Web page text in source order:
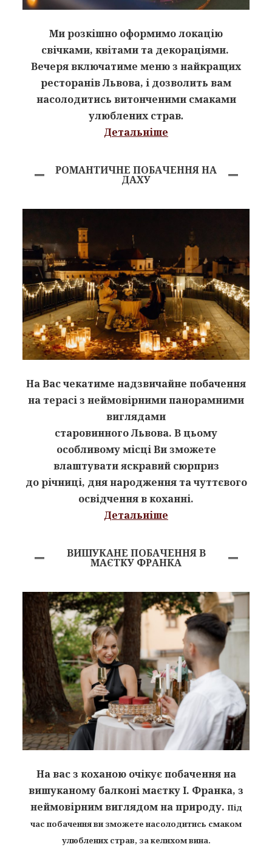
Ми розкішно оформимо локацію
свічками, квітами та декораціями.
Вечеря включатиме меню з найкращих
ресторанів Львова, і дозволить вам
насолодитись витонченими смаками
улюблених страв.
Детальніше
РОМАНТИЧНЕ ПОБАЧЕННЯ НА
ДАХУ
На Вас чекатиме надзвичайне побачення
на терасі з неймовірними панорамними
виглядами
старовинного Львова. В цьому
особливому місці Ви зможете
влаштувати яскравий сюрприз
до річниці, дня народження та чуттєвого
освідчення в коханні.
Детальніше
ВИШУКАНЕ ПОБАЧЕННЯ В
МАЄТКУ ФРАНКА
На вас з коханою очікує побачення на
вишуканому балконі маєтку І. Франка, з
неймовірним виглядом на природу. Під
час побачення ви зможете насолодитись смаком
улюблених страв, за келихом вина.